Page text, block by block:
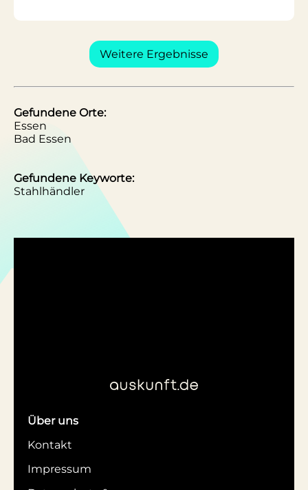
Weitere Ergebnisse
Gefundene Orte:
Essen
Bad Essen
Gefundene Keyworte:
Stahlhändler
Über uns
Kontakt
Impressum